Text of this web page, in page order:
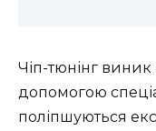
Чіп-тюнінг виник
допомогою
поліпшуються